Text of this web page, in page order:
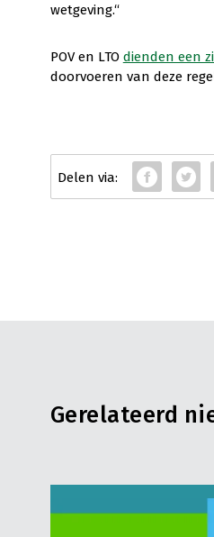
wetgeving.“
POV en LTO dienden een
doorvoeren van deze
Gerelateerd